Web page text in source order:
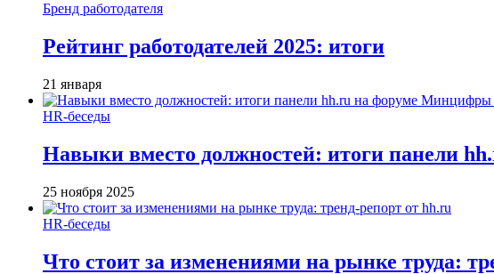
Бренд работодателя
Рейтинг работодателей 2025: итоги
21 января
HR-беседы
Навыки вместо должностей: итоги панели
25 ноября 2025
HR-беседы
Что стоит за изменениями на рынке труда: